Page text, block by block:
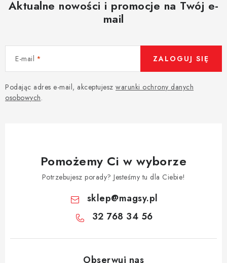
Aktualne nowości i promocje na Twój e-
mail
E-mail
Podając adres e-mail, akceptujesz warunki ochrony danych
osobowych.
ZALOGUJ SIĘ
Pomożemy Ci w wyborze
Potrzebujesz porady? Jesteśmy tu dla Ciebie!
sklep@magsy.pl
32 768 34 56